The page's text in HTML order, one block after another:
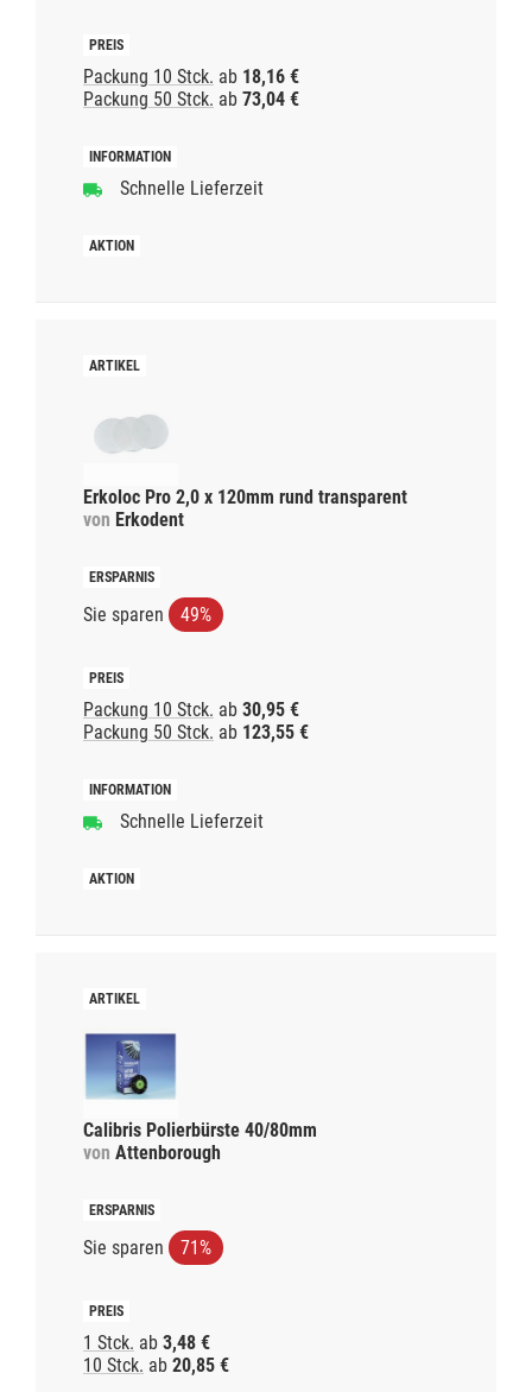
Packung 10 Stck. ab 18,16 €
Packung 50 Stck. ab 73,04 €
Schnelle Lieferzeit
Erkoloc Pro 2,0 x 120mm rund transparent
von Erkodent
Sie sparen 49%
Packung 10 Stck. ab 30,95 €
Packung 50 Stck. ab 123,55 €
Schnelle Lieferzeit
Calibris Polierbürste 40/80mm
von Attenborough
Sie sparen 71%
1 Stck. ab 3,48 €
10 Stck. ab 20,85 €